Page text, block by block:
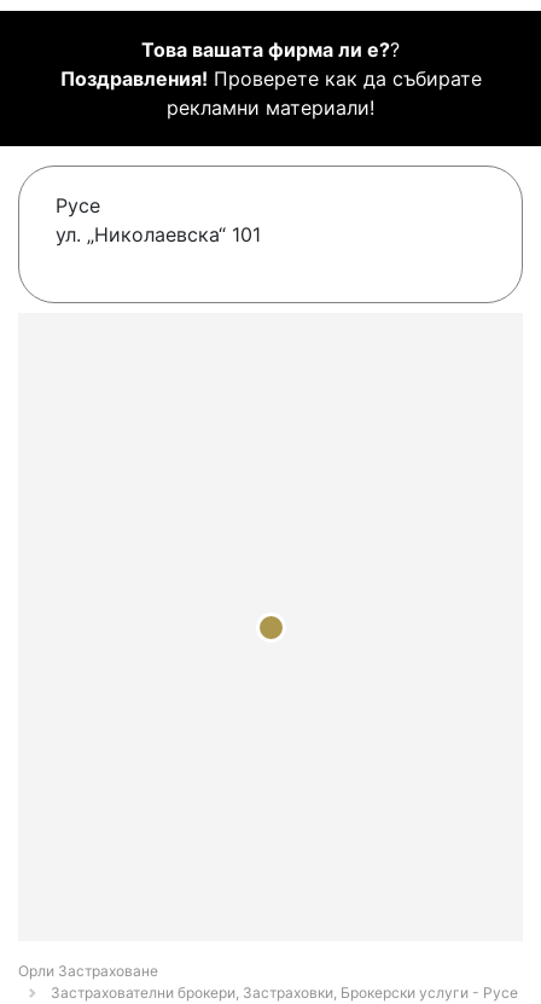
Това вашата фирма ли е??
Поздравления! Проверете как да събирате
рекламни материали!
Русе
ул. „Николаевска“ 101
Орли Застраховане
Застрахователни брокери, Застраховки, Брокерски услуги - Русе